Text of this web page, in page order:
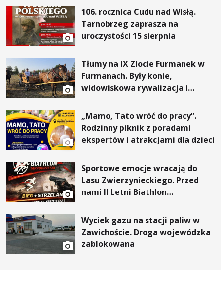
106. rocznica Cudu nad Wisłą.
Tarnobrzeg zaprasza na
uroczystości 15 sierpnia
Tłumy na IX Zlocie Furmanek w
Furmanach. Były konie,
widowiskowa rywalizacja i
„Mamo, Tato wróć do pracy”.
Rodzinny piknik z poradami
ekspertów i atrakcjami dla dzieci
Sportowe emocje wracają do
Lasu Zwierzynieckiego. Przed
nami II Letni Biathlon
Wyciek gazu na stacji paliw w
Zawichoście. Droga wojewódzka
zablokowana